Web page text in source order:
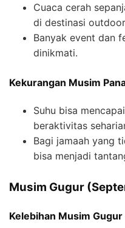
Cuaca cerah
di destinasi
Banyak event dan
dinikmati.
Kekurangan Musim
Suhu bisa
beraktivitas
Bagi jamaah yang
bisa menjadi
Musim Gugur
Kelebihan Musim Gugur